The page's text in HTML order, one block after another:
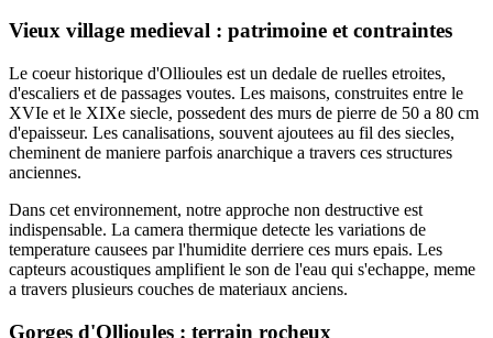
Vieux village medieval : patrimoine et contraintes
Le coeur historique d'Ollioules est un dedale de ruelles etroites,
d'escaliers et de passages voutes. Les maisons, construites entre le
XVIe et le XIXe siecle, possedent des murs de pierre de 50 a 80 cm
d'epaisseur. Les canalisations, souvent ajoutees au fil des siecles,
cheminent de maniere parfois anarchique a travers ces structures
anciennes.
Dans cet environnement, notre approche non destructive est
indispensable. La camera thermique detecte les variations de
temperature causees par l'humidite derriere ces murs epais. Les
capteurs acoustiques amplifient le son de l'eau qui s'echappe, meme
a travers plusieurs couches de materiaux anciens.
Gorges d'Ollioules : terrain rocheux